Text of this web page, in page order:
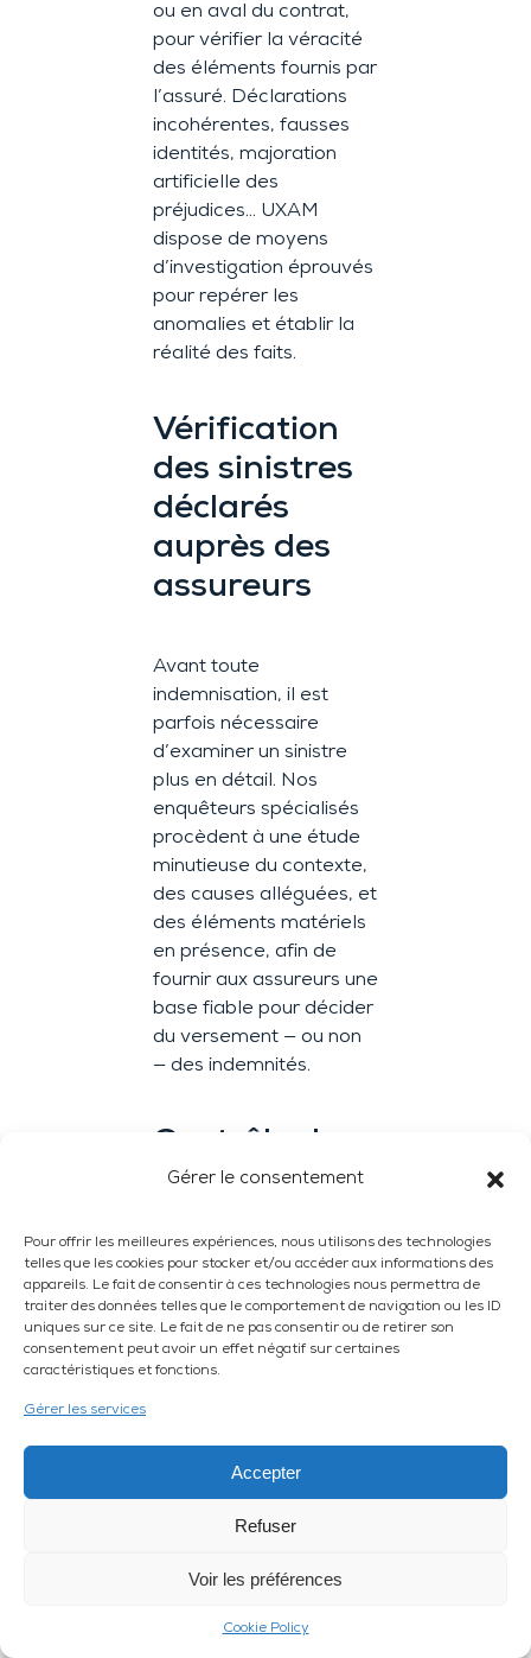
Gérer le consentement
Pour offrir les meilleures expériences, nous utilisons des technologies
telles que les cookies pour stocker et/ou accéder aux informations des
appareils. Le fait de consentir à ces technologies nous permettra de
traiter des données telles que le comportement de navigation ou les ID
uniques sur ce site. Le fait de ne pas consentir ou de retirer son
consentement peut avoir un effet négatif sur certaines
caractéristiques et fonctions.
Gérer les services
Accepter
Refuser
Voir les préférences
Cookie Policy
ou en aval du contrat,
pour vérifier la véracité
des éléments fournis par
l’assuré. Déclarations
incohérentes, fausses
identités, majoration
artificielle des
préjudices… UXAM
dispose de moyens
d’investigation éprouvés
pour repérer les
anomalies et établir la
réalité des faits.
Vérification
des sinistres
déclarés
auprès des
assureurs
Avant toute
indemnisation, il est
parfois nécessaire
d’examiner un sinistre
plus en détail. Nos
enquêteurs spécialisés
procèdent à une étude
minutieuse du contexte,
des causes alléguées, et
des éléments matériels
en présence, afin de
fournir aux assureurs une
base fiable pour décider
du versement — ou non
— des indemnités.
Contrôle des
justificatifs
les assurés
Dans le cadre de la
déclaration de perte ou
documents transmis.
biens via l’analyse des
Besoin d'aide